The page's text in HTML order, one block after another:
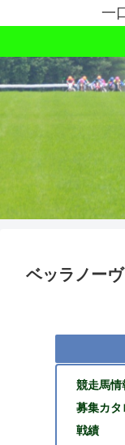
一
ベッラノー
競走馬情
募集カタ
戦績